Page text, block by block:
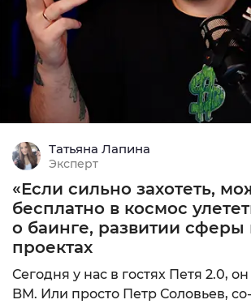
Татьяна Лапина
Эксперт
«Если сильно захотеть,
бесплатно в космос
о баинге, развитии сферы
проектах
Сегодня у нас в гостях Петя 2.0,
BM. Или просто Петр Соловьев,